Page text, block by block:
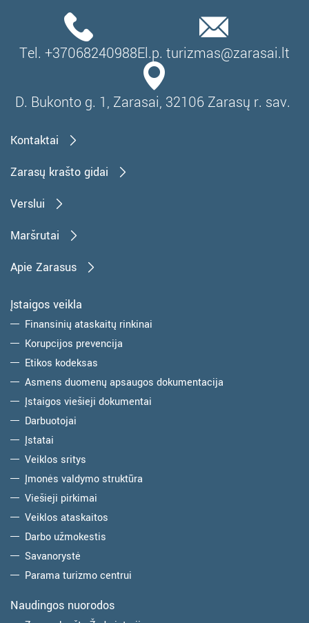
Tel. +37068240988El.p. turizmas@zarasai.lt
D. Bukonto g. 1, Zarasai, 32106 Zarasų r. sav.
Kontaktai
Zarasų krašto gidai
Verslui
Maršrutai
Apie Zarasus
Įstaigos veikla
Finansinių ataskaitų rinkinai
Korupcijos prevencija
Etikos kodeksas
Asmens duomenų apsaugos dokumentacija
Įstaigos viešieji dokumentai
Darbuotojai
Įstatai
Veiklos sritys
Įmonės valdymo struktūra
Viešieji pirkimai
Veiklos ataskaitos
Darbo užmokestis
Savanorystė
Parama turizmo centrui
Naudingos nuorodos